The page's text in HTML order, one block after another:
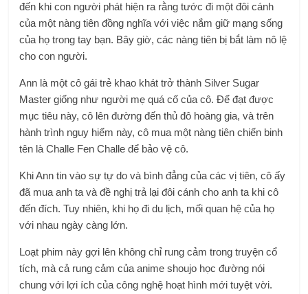
đến khi con người phát hiện ra rằng tước đi một đôi cánh
của một nàng tiên đồng nghĩa với việc nắm giữ mạng sống
của họ trong tay bạn. Bây giờ, các nàng tiên bị bắt làm nô lệ
cho con người.
Ann là một cô gái trẻ khao khát trở thành Silver Sugar
Master giống như người mẹ quá cố của cô. Để đạt được
mục tiêu này, cô lên đường đến thủ đô hoàng gia, và trên
hành trình nguy hiểm này, cô mua một nàng tiên chiến binh
tên là Challe Fen Challe để bảo vệ cô.
Khi Ann tin vào sự tự do và bình đẳng của các vị tiên, cô ấy
đã mua anh ta và đề nghị trả lại đôi cánh cho anh ta khi cô
đến đích. Tuy nhiên, khi họ đi du lịch, mối quan hệ của họ
với nhau ngày càng lớn.
Loạt phim này gợi lên không chỉ rung cảm trong truyện cổ
tích, mà cả rung cảm của anime shoujo học đường nói
chung với lợi ích của công nghệ hoạt hình mới tuyệt vời.